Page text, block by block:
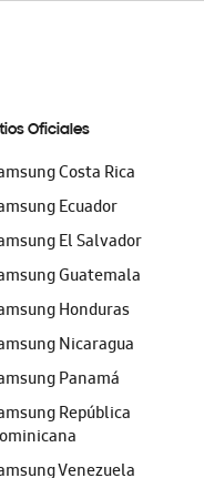
Oficiales
Costa Rica
Ecuador
El Salvador
Guatemala
Honduras
Nicaragua
Panamá
República
Venezuela